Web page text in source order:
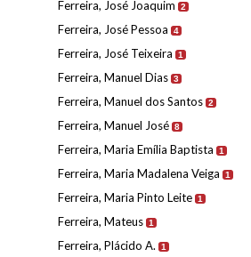
Ferreira, José Joaquim 2
Ferreira, José Pessoa 4
Ferreira, José Teixeira 1
Ferreira, Manuel Dias 3
Ferreira, Manuel dos Santos 2
Ferreira, Manuel José 8
Ferreira, Maria Emília Baptista 1
Ferreira, Maria Madalena Veiga 1
Ferreira, Maria Pinto Leite 1
Ferreira, Mateus 1
Ferreira, Plácido A. 1